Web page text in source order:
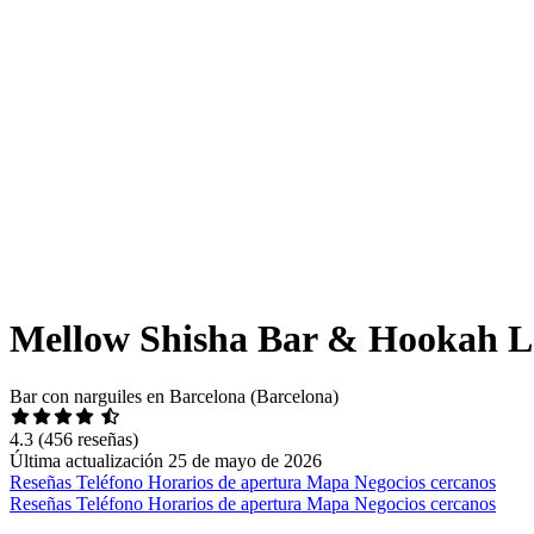
Mellow Shisha Bar & Hookah
Bar con narguiles en Barcelona (Barcelona)
4.3 (456 reseñas)
Última actualización 25 de mayo de 2026
Reseñas Teléfono Horarios de apertura Mapa Negocios cercanos
Reseñas Teléfono Horarios de apertura Mapa Negocios cercanos